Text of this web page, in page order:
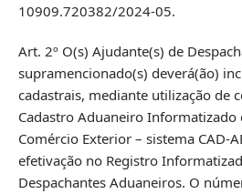
10909.720382/2024-05.
Art. 2º O(s) Ajudante(s) de
supramencionado(s) deverá(ão)
cadastrais, mediante utilização de
Cadastro Aduaneiro
Comércio Exterior – sistema CAD-
efetivação no Registro
Despachantes Aduaneiros. O